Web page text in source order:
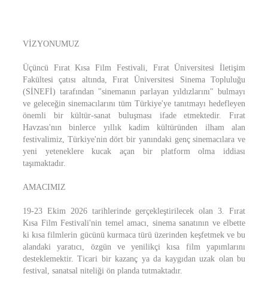
VİZYONUMUZ
Üçüncü Fırat Kısa Film Festivali, Fırat Üniversitesi İletişim
Fakültesi çatısı altında, Fırat Üniversitesi Sinema Topluluğu
(SİNEFİ) tarafından "sinemanın parlayan yıldızlarını" bulmayı
ve geleceğin sinemacılarını tüm Türkiye'ye tanıtmayı hedefleyen
önemli bir kültür-sanat buluşması ifade etmektedir. Fırat
Havzası'nın binlerce yıllık kadim kültüründen ilham alan
festivalimiz, Türkiye'nin dört bir yanındaki genç sinemacılara ve
yeni yeteneklere kucak açan bir platform olma iddiası
taşımaktadır.
AMACIMIZ
19-23 Ekim 2026 tarihlerinde gerçekleştirilecek olan 3. Fırat
Kısa Film Festivali'nin temel amacı, sinema sanatının ve elbette
ki kısa filmlerin gücünü kurmaca türü üzerinden keşfetmek ve bu
alandaki yaratıcı, özgün ve yenilikçi kısa film yapımlarını
desteklemektir. Ticari bir kazanç ya da kaygıdan uzak olan bu
festival, sanatsal niteliği ön planda tutmaktadır.